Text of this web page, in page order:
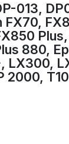
013,
FX70,
880,
LX300,
2000,